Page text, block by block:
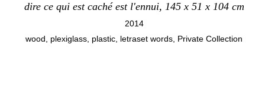
dire ce qui est caché est l'ennui, 145 x 51 x 104 cm
2014
wood, plexiglass, plastic, letraset words, Private Collection